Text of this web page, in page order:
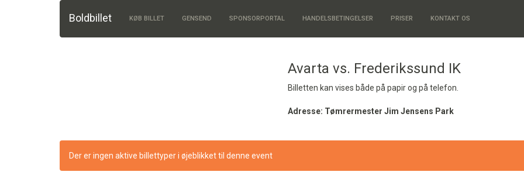
Boldbillet KØB BILLET GENSEND SPONSORPORTAL HANDELSBETINGELSER PRISER KONTAKT OS
Avarta vs. Frederikssund IK
Billetten kan vises både på papir og på telefon.
Adresse: Tømrermester Jim Jensens Park
Der er ingen aktive billettyper i øjeblikket til denne event